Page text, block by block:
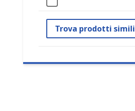
Trova prodotti simili